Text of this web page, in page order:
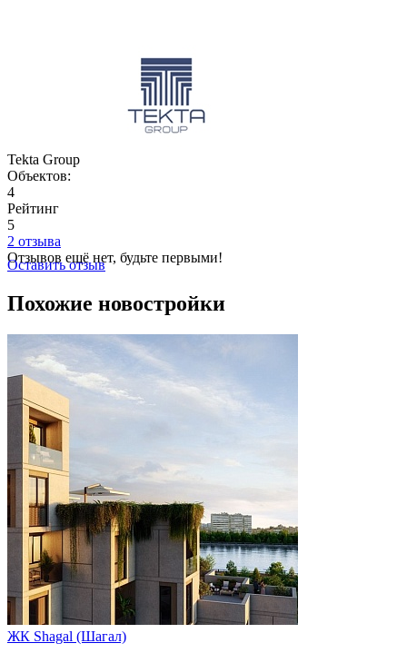
Tekta Group
Объектов:
4
Рейтинг
5
2 отзыва
Отзывов ещё нет, будьте первыми!
Оставить отзыв
Похожие новостройки
ЖК Shagal (Шагал)